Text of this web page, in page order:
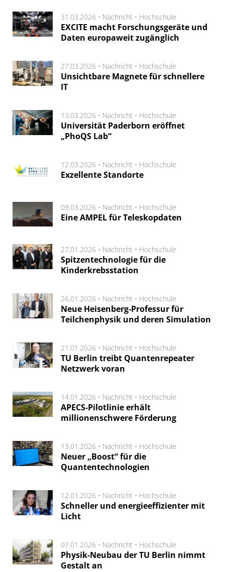
31.03.2026 • Nachricht • Hochschule
EXCITE macht Forschungsgeräte und
Daten europaweit zugänglich
27.03.2026 • Nachricht • Hochschule
Unsichtbare Magnete für schnellere
IT
13.03.2026 • Nachricht • Hochschule
Universität Paderborn eröffnet
„PhoQS Lab“
12.03.2026 • Nachricht • Hochschule
Exzellente Standorte
09.03.2026 • Nachricht • Hochschule
Eine AMPEL für Teleskopdaten
27.01.2026 • Nachricht • Hochschule
Spitzentechnologie für die
Kinderkrebsstation
26.01.2026 • Nachricht • Hochschule
Neue Heisenberg-Professur für
Teilchenphysik und deren Simulation
21.01.2026 • Nachricht • Hochschule
TU Berlin treibt Quantenrepeater
Netzwerk voran
14.01.2026 • Nachricht • Hochschule
APECS-Pilotlinie erhält
millionenschwere Förderung
13.01.2026 • Nachricht • Hochschule
Neuer „Boost“ für die
Quantentechnologien
12.01.2026 • Nachricht • Hochschule
Schneller und energieeffizienter mit
Licht
07.01.2026 • Nachricht • Hochschule
Physik-Neubau der TU Berlin nimmt
Gestalt an